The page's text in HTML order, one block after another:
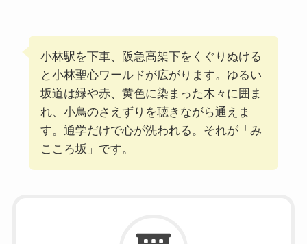
小林駅を下車、阪急高架下をくぐりぬける
と小林聖心ワールドが広がります。ゆるい
坂道は緑や赤、黄色に染まった木々に囲ま
れ、小鳥のさえずりを聴きながら通えま
す。通学だけで心が洗われる。それが「み
こころ坂」です。